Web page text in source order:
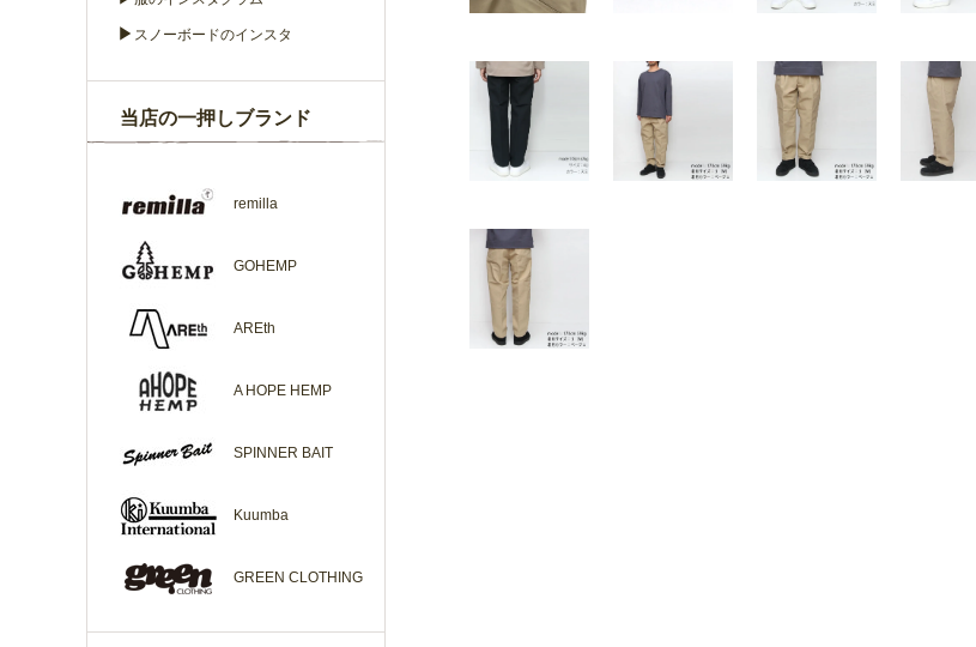
▶ スノーボードのインスタ
当店の一押しブランド
remilla
GOHEMP
AREth
A HOPE HEMP
SPINNER BAIT
Kuumba
GREEN CLOTHING